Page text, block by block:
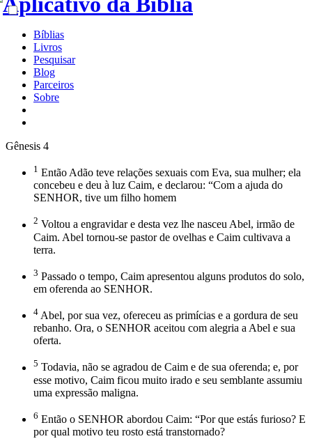
Bíblias
Livros
Pesquisar
Blog
Parceiros
Sobre
Gênesis 4
1 Então Adão teve relações sexuais com Eva, sua mulher; ela
concebeu e deu à luz Caim, e declarou: “Com a ajuda do
SENHOR, tive um filho homem
2 Voltou a engravidar e desta vez lhe nasceu Abel, irmão de
Caim. Abel tornou-se pastor de ovelhas e Caim cultivava a
terra.
3 Passado o tempo, Caim apresentou alguns produtos do solo,
em oferenda ao SENHOR.
4 Abel, por sua vez, ofereceu as primícias e a gordura de seu
rebanho. Ora, o SENHOR aceitou com alegria a Abel e sua
oferta.
5 Todavia, não se agradou de Caim e de sua oferenda; e, por
esse motivo, Caim ficou muito irado e seu semblante assumiu
uma expressão maligna.
6 Então o SENHOR abordou Caim: “Por que estás furioso? E
por qual motivo teu rosto está transtornado?